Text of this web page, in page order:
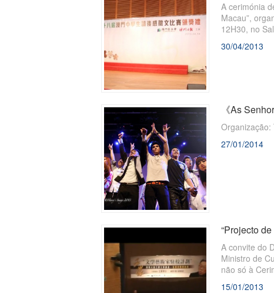
A cerimónia
Macau”,
12H30, no
Conselho de
30/04/2013
《As
27/01/2014
“Projecto
A convite do
Ministro de
não só à
15/01/2013